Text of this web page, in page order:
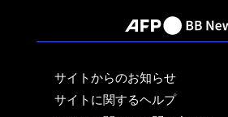
サイトからのお知らせ
サイトに関するヘルプ